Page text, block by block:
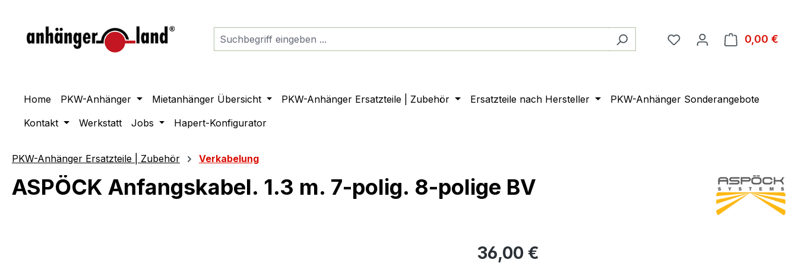
0,00 €
Home PKW-Anhänger Mietanhänger Übersicht PKW-Anhänger Ersatzteile | Zubehör Ersatzteile nach Hersteller
PKW-Anhänger Sonderangebote
Kontakt
Werkstatt Jobs Hapert-Konfigurator
PKW-Anhänger Ersatzteile | Zubehör Verkabelung
ASPÖCK Anfangskabel. 1.3 m. 7-polig. 8-polige BV
36,00 €